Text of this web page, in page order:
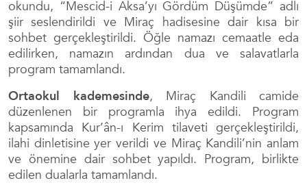
okundu, “Mescid-i Aksa’yı Gördüm Düşümde” adlı
şiir seslendirildi ve Miraç hadisesine dair kısa bir
sohbet gerçekleştirildi. Öğle namazı cemaatle eda
edilirken, namazın ardından dua ve salavatlarla
program tamamlandı.
Ortaokul kademesinde, Miraç Kandili camide
düzenlenen bir programla ihya edildi. Program
kapsamında Kur’ân-ı Kerim tilaveti gerçekleştirildi,
ilahi dinletisine yer verildi ve Miraç Kandili’nin anlam
ve önemine dair sohbet yapıldı. Program, birlikte
edilen dualarla tamamlandı.